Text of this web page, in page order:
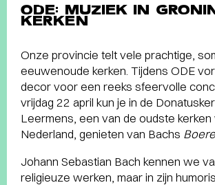
ODE: MUZIEK IN
KERKEN
Onze provincie telt vele prachtige,
eeuwenoude kerken. Tijdens ODE
decor voor een reeks sfeervolle
vrijdag 22 april kun je in de
Leermens, een van de oudste
Nederland, genieten van Bachs
Johann Sebastian Bach kennen we
religieuze werken, maar in zijn